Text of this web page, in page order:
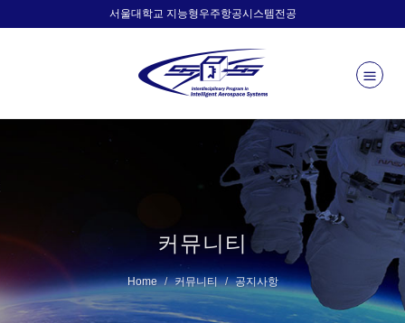
서울대학교 지능형우주항공시스템전공
커뮤니티
Home 커뮤니티 공지사항